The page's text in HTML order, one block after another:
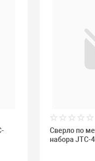
Сверло по
набора JTC-